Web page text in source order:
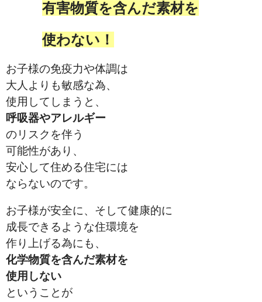
有害物質を含んだ素材を
使わない！
お子様の免疫力や体調は
大人よりも敏感な為、
使用してしまうと、
呼吸器やアレルギー
のリスクを伴う
可能性があり、
安心して住める住宅には
ならないのです。
お子様が安全に、そして健康的に
成長できるような住環境を
作り上げる為にも、
化学物質を含んだ素材を
使用しない
ということが